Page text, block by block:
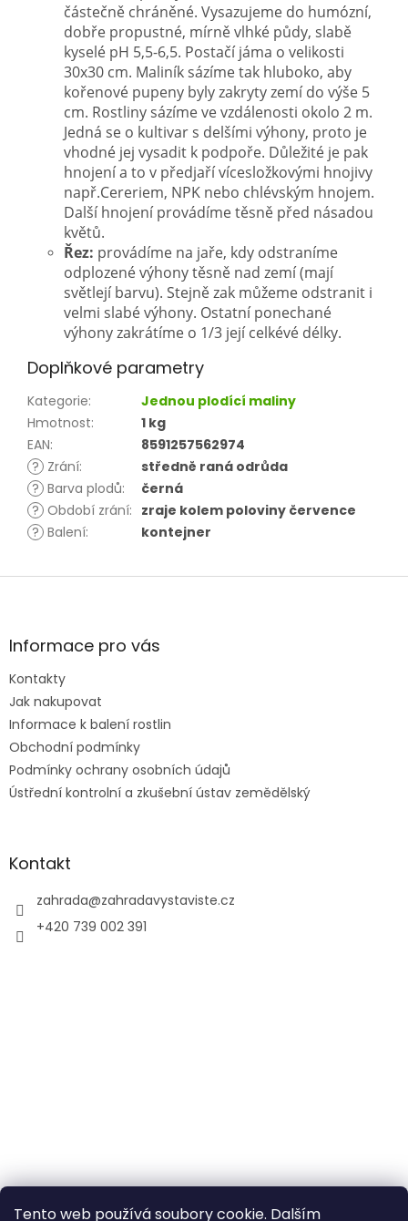
Tento web používá soubory cookie. Dalším
částečně chráněné. Vysazujeme do humózní,
dobře propustné, mírně vlhké půdy, slabě
kyselé pH 5,5-6,5. Postačí jáma o velikosti
30x30 cm. Maliník sázíme tak hluboko, aby
kořenové pupeny byly zakryty zemí do výše 5
cm. Rostliny sázíme ve vzdálenosti okolo 2 m.
Jedná se o kultivar s delšími výhony, proto je
vhodné jej vysadit k podpoře. Důležité je pak
hnojení a to v předjaří vícesložkovými hnojivy
např.Cereriem, NPK nebo chlévským hnojem.
Další hnojení provádíme těsně před násadou
květů.
Řez: provádíme na jaře, kdy odstraníme
odplozené výhony těsně nad zemí (mají
světlejí barvu). Stejně zak můžeme odstranit i
velmi slabé výhony. Ostatní ponechané
výhony zakrátíme o 1/3 její celkévé délky.
Doplňkové parametry
Kategorie:
Jednou plodící maliny
Hmotnost:
1 kg
EAN:
8591257562974
? Zrání:
středně raná odrůda
? Barva plodů:
černá
? Období zrání: zraje kolem poloviny července
? Balení: kontejner
Z
aInformace pro vás
Kontakty
Jak nakupovat
Informace k balení rostlin
Obchodní podmínky
Podmínky ochrany osobních údajů
Ústřední kontrolní a zkušební ústav zemědělský
Kontakt
zahrada@zahradavystaviste.cz
+420 739 002 391